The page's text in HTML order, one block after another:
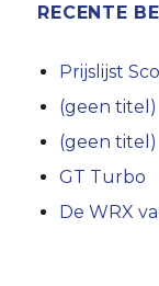
RECENTE
Prijslijst
(geen titel)
(geen titel)
GT Turbo
De WRX